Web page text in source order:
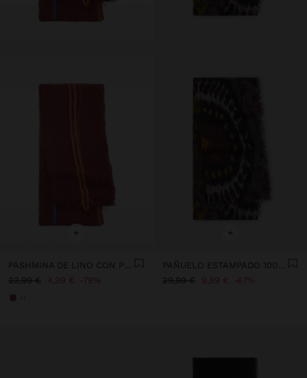
+
23,99 €
4,99 € 79%
+
29,99 €
9,99 € 67%